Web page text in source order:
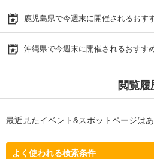
鹿児島県で今週末に開催されるおす
沖縄県で今週末に開催されるおすす
閲覧履
最近見たイベント&スポットページはあ
よく使われる検索条件